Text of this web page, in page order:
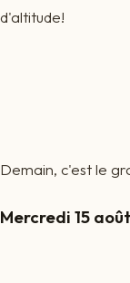
d'altitude!
Demain, c'est le
Mercredi 15 août